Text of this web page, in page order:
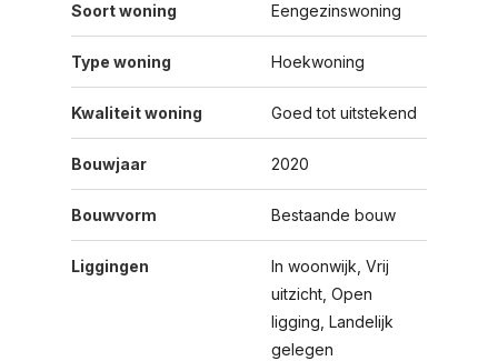
Soort woning Eengezinswoning
Type woning Hoekwoning
Kwaliteit woning Goed tot uitstekend
Bouwjaar 2020
Bouwvorm Bestaande bouw
Liggingen
In woonwijk, Vrij
uitzicht, Open
ligging, Landelijk
gelegen